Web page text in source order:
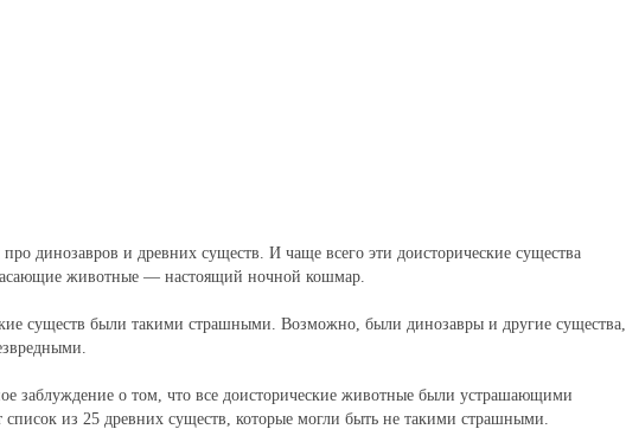
динозавров и древних существ. И чаще всего эти доисторические существа
животные — настоящий ночной кошмар.
существ были такими страшными. Возможно, были динозавры и другие существа,
заблуждение о том, что все доисторические животные были устрашающими
из 25 древних существ, которые могли быть не такими страшными.